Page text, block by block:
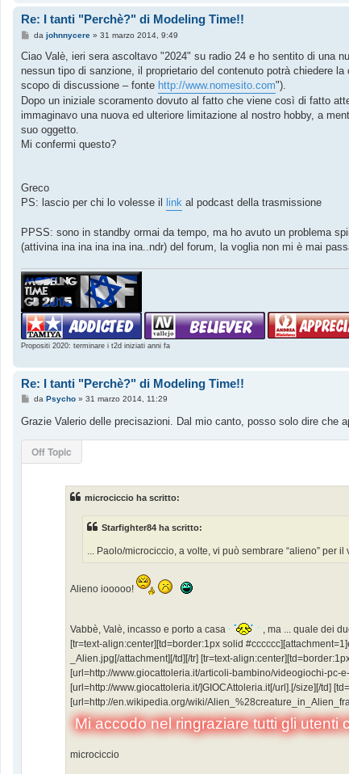
Re: I tanti "Perchè?" di Modeling Time!!
M
s
a
g
i
o
da johnnycere» 31 marzo 2014, 9:49
Ciao Valè, ieri sera ascoltavo "2024" su radio 24 e ho sentito di una
nessun tipo di sanzione, il proprietario del contenuto potrà chiedere
scopo di discussione – fonte http://www.nomesito.com").
Dopo un iniziale scoramento dovuto al fatto che viene così di fatto
immaginavo una nuova ed ulteriore limitazione al nostro hobby, a
suo oggetto.
Mi confermi questo?
Greco
PS: lascio per chi lo volesse il
link al podcast della trasmissione
PPSS: sono in standby ormai da tempo, ma ho avuto un problema
(attivina ina ina ina ina ina..ndr) del forum, la voglia non mi è mai
Propositi 2020: terminare i t2d iniziati anni fa
Re: I tanti "Perchè?" di Modeling Time!!
M
s
g
i
da Psycho» 31 marzo 2014, 11:29
Grazie Valerio delle precisazioni. Dal mio canto, posso solo dire che
Off Topic
microciccio ha scritto:
Starfighter84 ha scritto:
... Paolo/microciccio, a volte, vi può sembrare “alieno” per
Alieno iooooo!
Vabbè, Valè, incasso e porto a casa
, ma ... quale dei
[tr=text-align:center][td=border:1px solid
_Alien.jpg[/attachment][/td][/tr] [tr=text-
[url=http://www.giocattoleria.it/articoli-bambino/videogiochi-
[url=http://www.giocattoleria.it/]GIOCAttoleria.it[/url].[/size][/td]
[url=http://en.wikipedia.org/wiki/
Mi accodo nel ringraziare tutti gli utenti
microciccio